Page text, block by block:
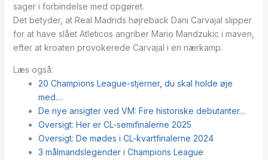
sager i forbindelse med opgøret.
Det betyder, at Real Madrids højreback Dani Carvajal slipper
for at have slået Atleticos angriber Mario Mandzukic i maven,
efter at kroaten provokerede Carvajal i en nærkamp.
Læs også:
20 Champions League-stjerner, du skal holde øje
med…
De nye ansigter ved VM: Fire historiske debutanter…
Oversigt: Her er CL-semifinalerne 2025
Oversigt: De mødes i CL-kvartfinalerne 2024
3 målmandslegender i Champions League